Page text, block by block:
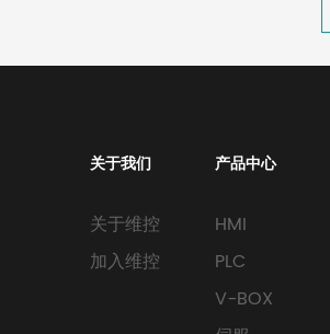
关于我们
关于维控
加入维控
产品中心
HMI
PLC
V-BOX